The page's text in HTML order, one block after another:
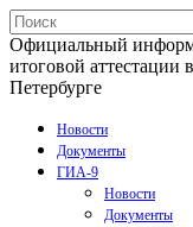
Официальный
итоговой аттестации
Петербурге
Новости
Документы
ГИА-9
Новости
Документы